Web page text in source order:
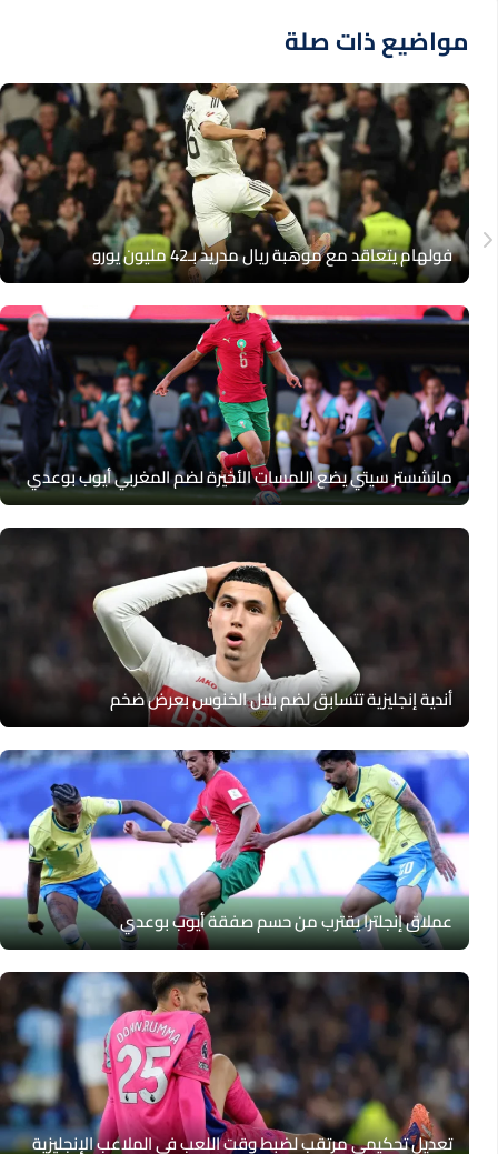
مواضيع ذات صلة
فولهام يتعاقد مع موهبة ريال مدريد بـ42 مليون يورو
مانشستر سيتي يضع اللمسات الأخيرة لضم المغربي أيوب بوعدي
أندية إنجليزية تتسابق لضم بلال الخنوس بعرض ضخم
عملاق إنجلترا يقترب من حسم صفقة أيوب بوعدي
تعديل تحكيمي مرتقب لضبط وقت اللعب في الملاعب الإنجليزية